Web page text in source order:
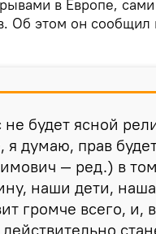
в Европе,
Об этом он сообщил
не будет ясной
я думаю, прав
— ред.) в
наши дети,
громче всего, и,